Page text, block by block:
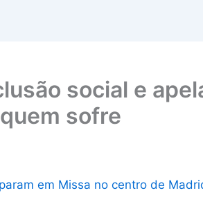
social e
sofre
em Missa no centro de